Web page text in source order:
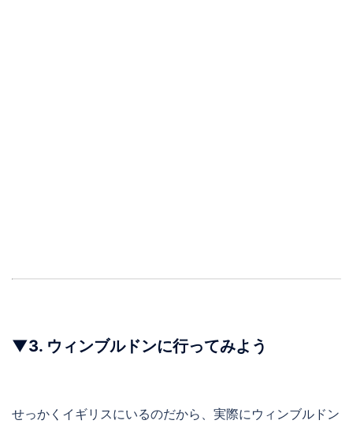
▼3. ウィンブルドンに行ってみよう
せっかくイギリスにいるのだから、実際にウィンブルドン